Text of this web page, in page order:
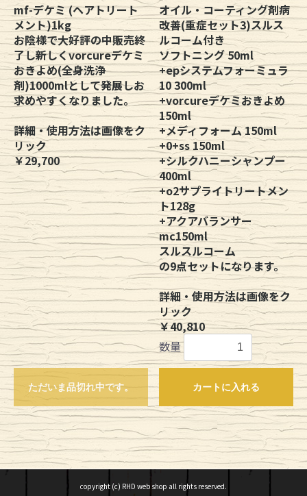
mf-デケミ (ヘアトリート
メント)1kg
お陰様で大好評の中販売終
了し新しくvorcureデケミ
おきよめ(全身洗浄
剤)1000mlとして発展しお
求めやすくなりました。
詳細・使用方法は画像をク
リック
￥29,700
ただいま品切れ中です。
オイル・コーティング剤病
改善(重症セット3)スルス
ルコーム付き
ソフトニング 50ml
+epシステムフォーミュラ
10 300ml
+vorcureデケミおきよめ
150ml
+メディフォーム 150ml
+0+ss 150ml
+シルクハニーシャンプー
400ml
+o2サプライトリートメン
ト128g
+アクアバランサー
mc150ml
スルスルコーム
の9点セットになります。
詳細・使用方法は画像をク
リック
￥40,810
数量
カートに入れる
copyright (c) RHD web shop all rights reserved.